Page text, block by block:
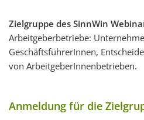
Zielgruppe des SinnWin
Arbeitgeberbetriebe:
GeschäftsführerInnen,
von ArbeitgeberInnenbetrieben.
Anmeldung für die